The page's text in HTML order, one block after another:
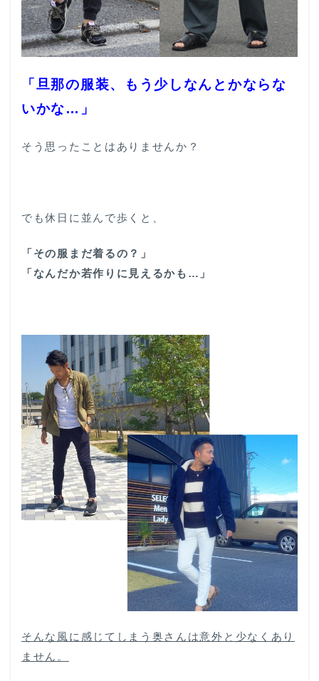
「旦那の服装、もう少しなんとかならな
いかな…」
そう思ったことはありませんか？
でも休日に並んで歩くと、
「その服まだ着るの？」
「なんだか若作りに見えるかも…」
そんな風に感じてしまう奥さんは意外と少なくあり
ません。